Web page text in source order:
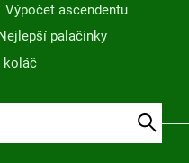
Výpočet ascendentu
palačinky
koláč